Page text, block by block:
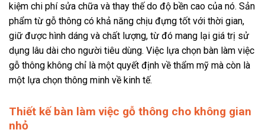
kiệm chi phí sửa chữa và thay thế do độ bền cao của nó. Sản
phẩm từ gỗ thông có khả năng chịu đựng tốt với thời gian,
giữ được hình dáng và chất lượng, từ đó mang lại giá trị sử
dụng lâu dài cho người tiêu dùng. Việc lựa chọn bàn làm việc
gỗ thông không chỉ là một quyết định về thẩm mỹ mà còn là
một lựa chọn thông minh về kinh tế.
Thiết kế bàn làm việc gỗ thông cho không gian
nhỏ